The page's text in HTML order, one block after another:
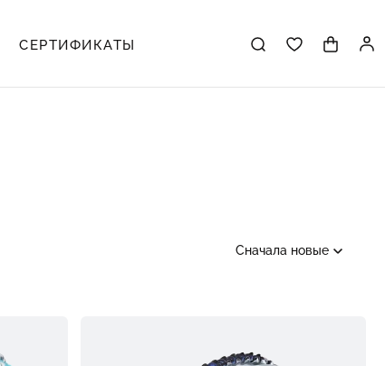
СЕРТИФИКАТЫ
Сначала новые